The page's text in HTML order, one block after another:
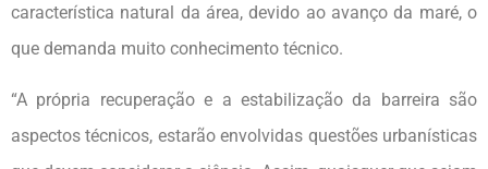
característica natural da área, devido ao avanço da maré, o
que demanda muito conhecimento técnico.
“A própria recuperação e a estabilização da barreira são
aspectos técnicos, estarão envolvidas questões urbanísticas